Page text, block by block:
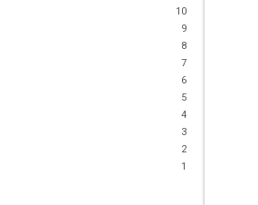
10
9
8
7
6
5
4
3
2
1